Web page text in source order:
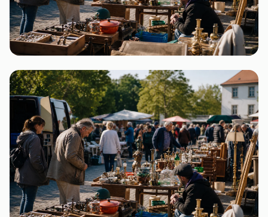
Baden-Württemberg
6 Flohmärkte